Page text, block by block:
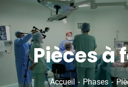
Pièces à
Accueil Phases